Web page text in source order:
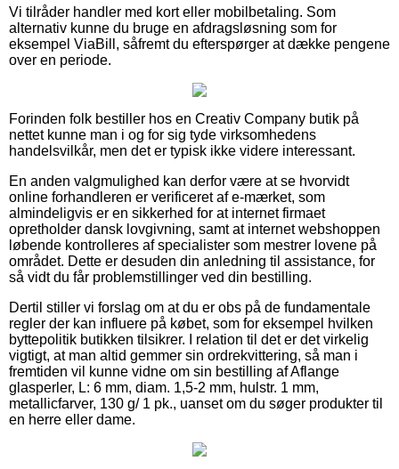
Vi tilråder handler med kort eller mobilbetaling. Som
alternativ kunne du bruge en afdragsløsning som for
eksempel ViaBill, såfremt du efterspørger at dække pengene
over en periode.
Forinden folk bestiller hos en Creativ Company butik på
nettet kunne man i og for sig tyde virksomhedens
handelsvilkår, men det er typisk ikke videre interessant.
En anden valgmulighed kan derfor være at se hvorvidt
online forhandleren er verificeret af e-mærket, som
almindeligvis er en sikkerhed for at internet firmaet
opretholder dansk lovgivning, samt at internet webshoppen
løbende kontrolleres af specialister som mestrer lovene på
området. Dette er desuden din anledning til assistance, for
så vidt du får problemstillinger ved din bestilling.
Dertil stiller vi forslag om at du er obs på de fundamentale
regler der kan influere på købet, som for eksempel hvilken
byttepolitik butikken tilsikrer. I relation til det er det virkelig
vigtigt, at man altid gemmer sin ordrekvittering, så man i
fremtiden vil kunne vidne om sin bestilling af Aflange
glasperler, L: 6 mm, diam. 1,5-2 mm, hulstr. 1 mm,
metallicfarver, 130 g/ 1 pk., uanset om du søger produkter til
en herre eller dame.